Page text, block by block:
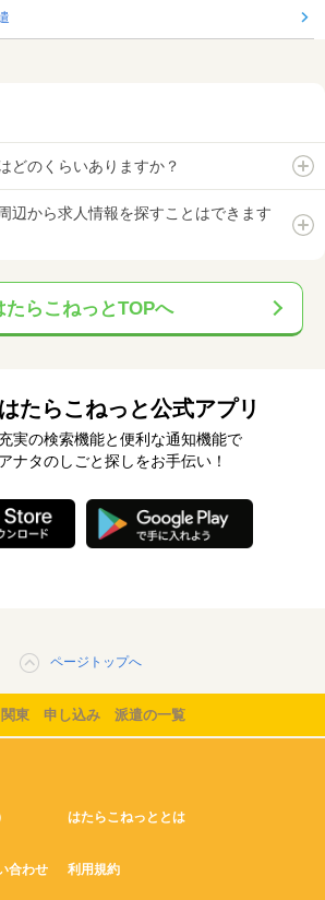
どのくらいありますか？
辺から求人情報を探すことはできます
たらこねっとTOPへ
はたらこねっと公式アプリ
充実の検索機能と便利な通知機能で
アナタのしごと探しをお手伝い！
ページトップへ
関東 申し込み 派遣の一覧
はたらこねっととは
合わせ 利用規約